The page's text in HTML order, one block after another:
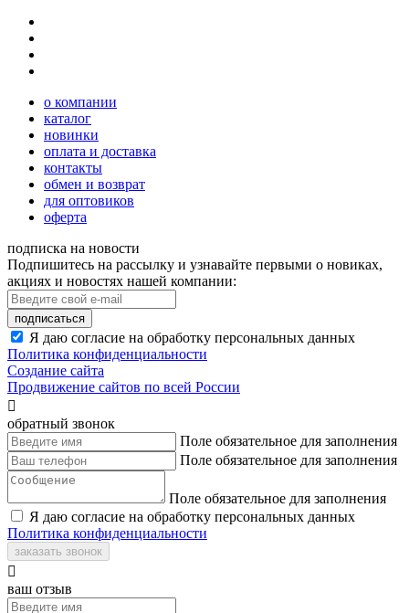
о компании
каталог
новинки
оплата и доставка
контакты
обмен и возврат
для оптовиков
оферта
подписка на новости
Подпишитесь на рассылку и узнавайте первыми о новиках,
акциях и новостях нашей компании:
подписаться
Я даю согласие на обработку персональных данных
Политика конфиденциальности
Создание сайта
Продвижение сайтов по всей России

обратный звонок
Поле обязательное для заполнения
Поле обязательное для заполнения
Поле обязательное для заполнения
Я даю согласие на обработку персональных данных
Политика конфиденциальности
заказать звонок

ваш отзыв